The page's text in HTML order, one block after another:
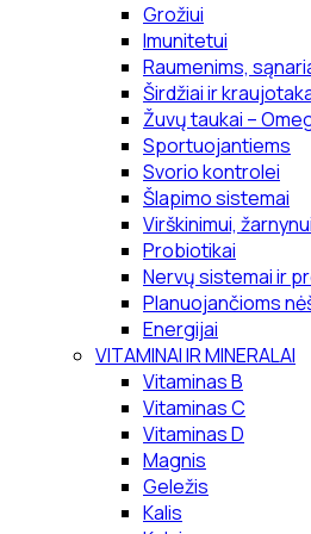
Grožiui
Imunitetui
Raumenims,
Širdžiai ir
Žuvų taukai –
Sportuojantiems
Svorio kontrolei
Šlapimo sistemai
Virškinimui,
Probiotikai
Nervų sistemai ir
Planuojančioms
Energijai
VITAMINAI IR MINERALAI
Vitaminas B
Vitaminas C
Vitaminas D
Magnis
Geležis
Kalis